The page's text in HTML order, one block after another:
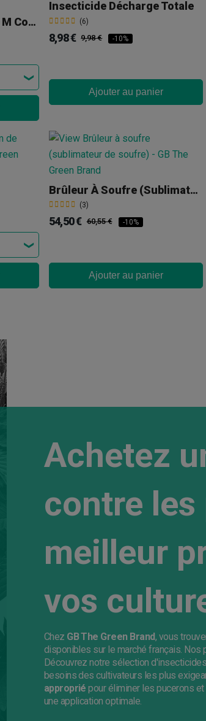
Anti-Limaces Metarex M Compo
Insecticide Décharge Totale
(6)
8,98 € 9,98 € -10%
Ajouter au panier
Brûleur À Soufre (sublimateur De Soufre)
(3)
54,50 € 60,55 € -10%
Ajouter au panier
Achetez
contre les
meilleur
vos
Chez GB The Green Brand, vous
disponibles sur le marché français.
Découvrez notre sélection
besoins des cultivateurs les plus
approprié pour éliminer les pucerons
une application optimale.